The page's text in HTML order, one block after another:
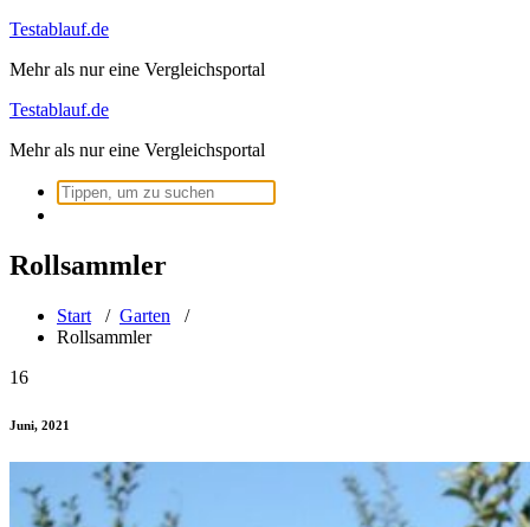
Zum
springen
Testablauf.de
Mehr als nur eine Vergleichsportal
Testablauf.de
Mehr als nur eine Vergleichsportal
Suchen
nach:
Rollsammler
Start / Garten /
Rollsammler
16
Juni, 2021